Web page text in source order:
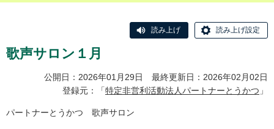
読み上げ 読み上げ設定
歌声サロン１月
公開日：2026年01月29日 最終更新日：2026年02月02日
登録元：「特定非営利活動法人パートナーとうかつ 」
パートナーとうかつ 歌声サロン